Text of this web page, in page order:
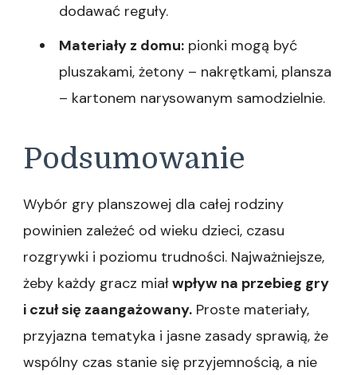
dodawać reguły.
Materiały z domu: pionki mogą być
pluszakami, żetony – nakrętkami, plansza
– kartonem narysowanym samodzielnie.
Podsumowanie
Wybór gry planszowej dla całej rodziny
powinien zależeć od wieku dzieci, czasu
rozgrywki i poziomu trudności. Najważniejsze,
żeby każdy gracz miałwpływ na przebieg gry
i czuł się zaangażowany. Proste materiały,
przyjazna tematyka i jasne zasady sprawią, że
wspólny czas stanie się przyjemnością, a nie